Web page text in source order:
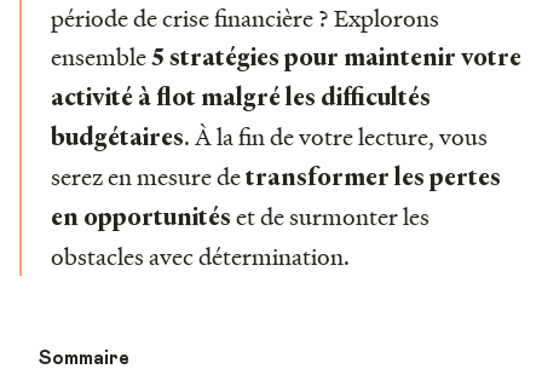
période de crise financière ? Explorons
ensemble5 stratégies pour maintenir votre
activité à flot malgré les difficultés
budgétaires. À la fin de votre lecture, vous
serez en mesure detransformer les pertes
en opportunités et de surmonter les
obstacles avec détermination.
Sommaire